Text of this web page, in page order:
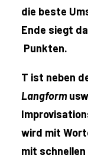
die beste
Ende siegt
Punkten.
T ist neben
Langform
wird mit
mit schnellen